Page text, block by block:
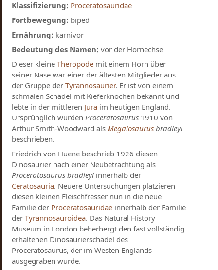
Klassifizierung: Proceratosauridae
Fortbewegung: biped
Ernährung: karnivor
Bedeutung des Namen: vor der Hornechse
Dieser kleineTheropode mit einem Horn über
seiner Nase war einer der ältesten Mitglieder aus
der Gruppe derTyrannosaurier. Er ist von einem
schmalen Schädel mit Kieferknochen bekannt und
lebte in der mittleren Jura im heutigen England.
Ursprünglich wurdenProceratosaurus 1910 von
Arthur Smith-Woodward alsMegalosaurus bradleyi
beschrieben.
Friedrich von Huene beschrieb 1926 diesen
Dinosaurier nach einer Neubetrachtung als
Proceratosaurus bradleyi innerhalb der
Ceratosauria. Neuere Untersuchungen platzieren
diesen kleinen Fleischfresser nun in die neue
Familie der Proceratosauridae innerhalb der Familie
derTyrannosauroidea. Das Natural History
Museum in London beherbergt den fast vollständig
erhaltenen Dinosaurierschädel des
Proceratosaurus, der im Westen Englands
ausgegraben wurde.